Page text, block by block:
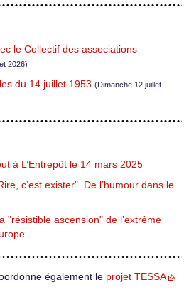
le Collectif des associations
2026)
du 14 juillet 1953 (Dimanche 12 juillet
à L’Entrepôt le 14 mars 2025
c’est exister". De l’humour dans le
"résistible ascension" de l’extrême
également le projet TESSA